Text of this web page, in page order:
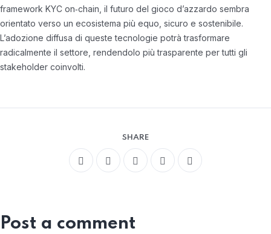
framework KYC on‑chain, il futuro del gioco d’azzardo sembra
orientato verso un ecosistema più equo, sicuro e sostenibile.
L’adozione diffusa di queste tecnologie potrà trasformare
radicalmente il settore, rendendolo più trasparente per tutti gli
stakeholder coinvolti.
SHARE
Post a comment